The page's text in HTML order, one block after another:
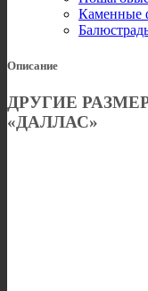
Каменные
Описание
ДРУГИЕ
«ДАЛЛАС»